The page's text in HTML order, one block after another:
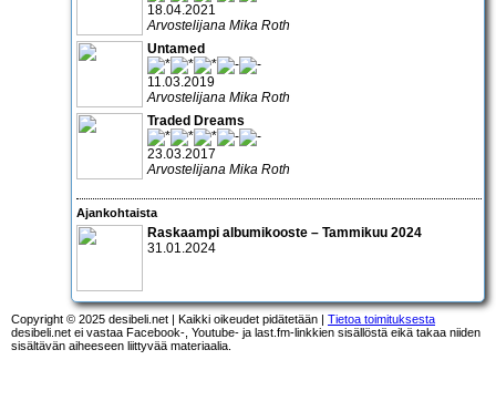
18.04.2021
Arvostelijana Mika Roth
Untamed
11.03.2019
Arvostelijana Mika Roth
Traded Dreams
23.03.2017
Arvostelijana Mika Roth
Ajankohtaista
Raskaampi albumikooste – Tammikuu 2024
31.01.2024
Copyright © 2025 desibeli.net | Kaikki oikeudet pidätetään | Tietoa toimituksesta
desibeli.net ei vastaa Facebook-, Youtube- ja last.fm-linkkien sisällöstä eikä takaa niiden
sisältävän aiheeseen liittyvää materiaalia.